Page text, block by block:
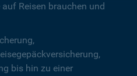
Reisen brauchen und
bis hin zu einer